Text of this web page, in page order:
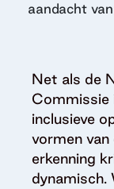
aandacht
Net als de
Commissie
inclusieve
vormen
erkenning
dynamisch.